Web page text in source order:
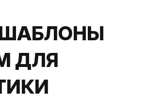
ШАБЛОНЫ
ДЛЯ